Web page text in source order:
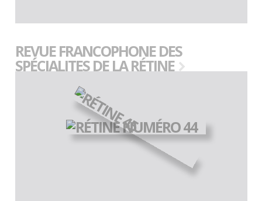
REVUE FRANCOPHONE DES
SPÉCIALITES DE LA RÉTINE